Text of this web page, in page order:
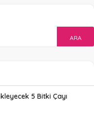
5 Bitki Çayı